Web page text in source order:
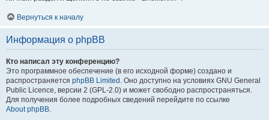
Вернуться к началу
Информация о phpBB
Кто написал эту конференцию?
Это программное обеспечение (в его исходной форме) создано и
распространяется phpBB Limited . Оно доступно на условиях GNU General
Public Licence, версии 2 (GPL-2.0) и может свободно распространяться.
Для получения более подробных сведений перейдите по ссылке
About phpBB.